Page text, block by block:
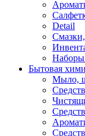
Detail
Наборы
Бытовая
Мыло,